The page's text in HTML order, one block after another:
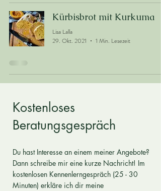
Kürbisbrot mit Kurkuma
Lisa Lalla
29. Okt. 2021
1 Min. Lesezeit
Kostenloses
Beratungsgespräch
Du hast Interesse an einem meiner Angebote?
Dann schreibe mir eine kurze Nachricht! Im
kostenlosen Kennenlerngespräch (25 - 30
Minuten) erkläre ich dir meine